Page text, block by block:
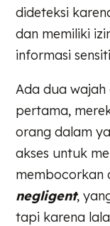
dideteksi
dan memiliki
informasi
Ada dua wajah
pertama,
orang dalam
akses untuk
membocorkan
negligent,
tapi karena